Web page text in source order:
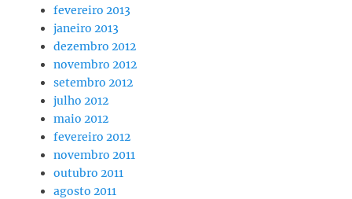
fevereiro 2013
janeiro 2013
dezembro 2012
novembro 2012
setembro 2012
julho 2012
maio 2012
fevereiro 2012
novembro 2011
outubro 2011
agosto 2011